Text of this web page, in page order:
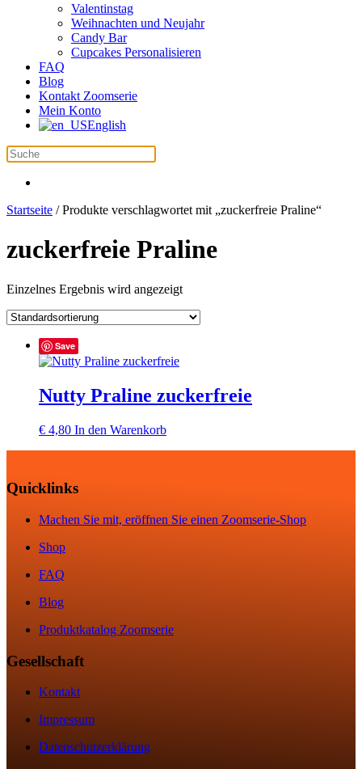
Valentinstag
Weihnachten und Neujahr
Candy Bar
Cupcakes Personalisieren
FAQ
Blog
Kontakt Zoomserie
Mein Konto
English
Startseite / Produkte verschlagwortet mit „zuckerfreie Praline“
zuckerfreie Praline
Einzelnes Ergebnis wird angezeigt
Save
Nutty Praline zuckerfreie
€ 4,80 In den Warenkorb
Quicklinks
Machen Sie mit, eröffnen Sie einen Zoomserie-Shop
Shop
FAQ
Blog
Produktkatalog Zoomserie
Gesellschaft
Kontakt
Impressum
Datenschutzerklärung